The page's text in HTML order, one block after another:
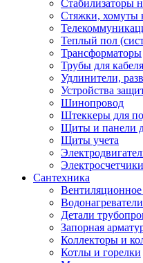
Стабилизаторы
Стяжки, хомуты
Теплый пол
Трансформаторы
Трубы для кабеля
Удлинители,
Устройства
Шинопровод
Штеккеры для
Щиты и панели
Щиты учета
Электросчетчики
Сантехника
Водонагреватели
Детали
Запорная
Коллекторы и
Котлы и горелки